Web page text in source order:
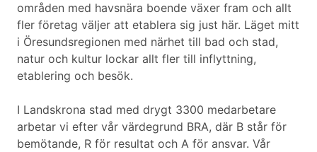
områden med havsnära boende växer fram och allt
fler företag väljer att etablera sig just här. Läget mitt
i Öresundsregionen med närhet till bad och stad,
natur och kultur lockar allt fler till inflyttning,
etablering och besök.
I Landskrona stad med drygt 3300 medarbetare
arbetar vi efter vår värdegrund BRA, där B står för
bemötande, R för resultat och A för ansvar. Vår